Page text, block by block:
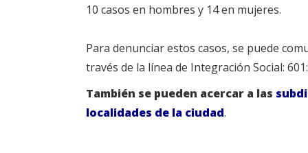
10 casos en hombres y 14 en mujeres.
Para denunciar estos casos, se puede
través de la línea de Integración Social:
También se pueden acercar a las
localidades de la ciudad.